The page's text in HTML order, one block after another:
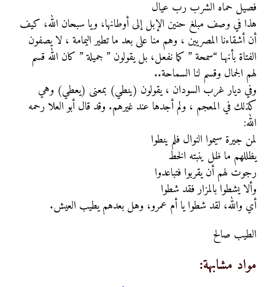
فصيل حماه الشرب رب عيال
هذا في وصف مبلغ حنين الإبل إلى أوطانها، ويا سبحان الله، كيف
أن أشقاءنا المصريين ، وهم منا على بعد ما تطير اليمامة ، لا يصفون
الفتاة بأنهـا “سمحة ” كما نفعل، بل يقولون ” جميلة ” كان الله قسم
لهم الجمال وقسم لنا السماحة..
وفي ديار غرب السودان ، يقولون (ينطي) بمعنى (يعطي) وهي
كذلك في المعجم ، ولم أجدها عند غيرهم. وقد قال أبو العلا رحمه
الله:
لمن جيرة سيموا النوال فلم ينطوا
يظللهم ما ظل ينبته الخط
رجوت لهم أن يقربوا فتباعدوا
وألا يشطوا بالمزار فقد شطوا
أي والله، لقد شطوا يا أم عمرو، وهل بعدهم يطيب العيش.
الطيب صالح
مواد مشابهة: